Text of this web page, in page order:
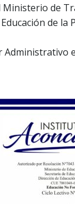
de
de la